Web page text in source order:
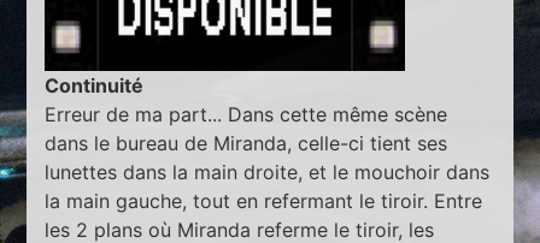
Continuité
Erreur de ma part... Dans cette même scène
dans le bureau de Miranda, celle-ci tient ses
lunettes dans la main droite, et le mouchoir dans
la main gauche, tout en refermant le tiroir. Entre
les 2 plans où Miranda referme le tiroir, les